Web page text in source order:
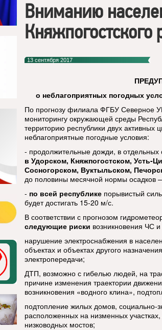
Вниманию
Княжпогостского
13 сентября 2017
о неблагоприятных погодных
По прогнозу филиала ФГБУ Северное
мониторингу окружающей среды
территорию республики двух активных
неблагоприятные погодные условия:
- продолжительные дожди, в
в Удорском, Княжпогостском, Усть-
Сосногорском, Вуктыльском,
до половины месячной нормы осадков
- по всей республике порывистый
будет достигать 15-20 м/с.
В соответствии с прогнозом
следующие риски возникновения ЧС
нарушение электроснабжения в
объектах и объектах другого
электропередачи;
ДТП, возможно с гибелью людей, на
причине изменения траектории
возникновения «водного клина»,
подтопление жилых домов, социально-
расположенных на низменных
низководных мостов;